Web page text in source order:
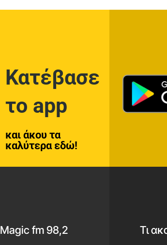
Κατέβασε
το app
και άκου τα
καλύτερα εδώ!
Magic fm 98,2 Τι